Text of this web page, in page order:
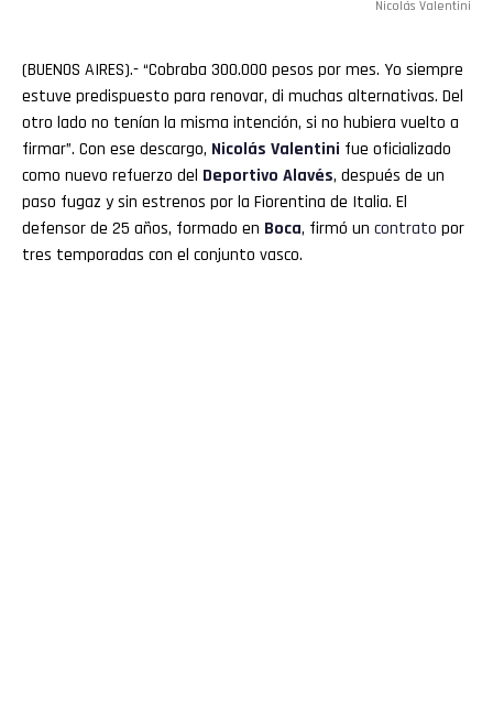
Nicolás Valentini
(BUENOS AIRES).- “Cobraba 300.000 pesos por mes. Yo siempre
estuve predispuesto para renovar, di muchas alternativas. Del
otro lado no tenían la misma intención, si no hubiera vuelto a
firmar”. Con ese descargo, Nicolás Valentini fue oficializado
como nuevo refuerzo del Deportivo Alavés, después de un
paso fugaz y sin estrenos por la Fiorentina de Italia. El
defensor de 25 años, formado en Boca, firmó un contrato por
tres temporadas con el conjunto vasco.